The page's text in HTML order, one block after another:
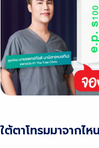
ใต้ตาโทรมมาจากไห